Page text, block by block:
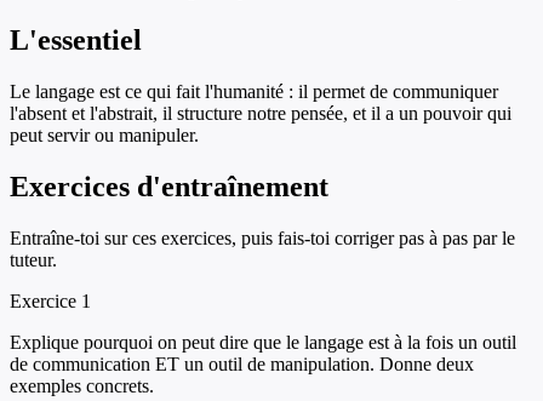
L'essentiel
Le langage est ce qui fait l'humanité : il permet de communiquer
l'absent et l'abstrait, il structure notre pensée, et il a un pouvoir qui
peut servir ou manipuler.
Exercices d'entraînement
Entraîne-toi sur ces exercices, puis fais-toi corriger pas à pas par le
tuteur.
Exercice 1
Explique pourquoi on peut dire que le langage est à la fois un outil
de communication ET un outil de manipulation. Donne deux
exemples concrets.